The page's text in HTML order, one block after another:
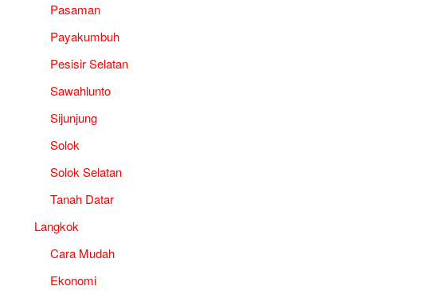
Pasaman
Payakumbuh
Pesisir Selatan
Sawahlunto
Sijunjung
Solok
Solok Selatan
Tanah Datar
Langkok
Cara Mudah
Ekonomi